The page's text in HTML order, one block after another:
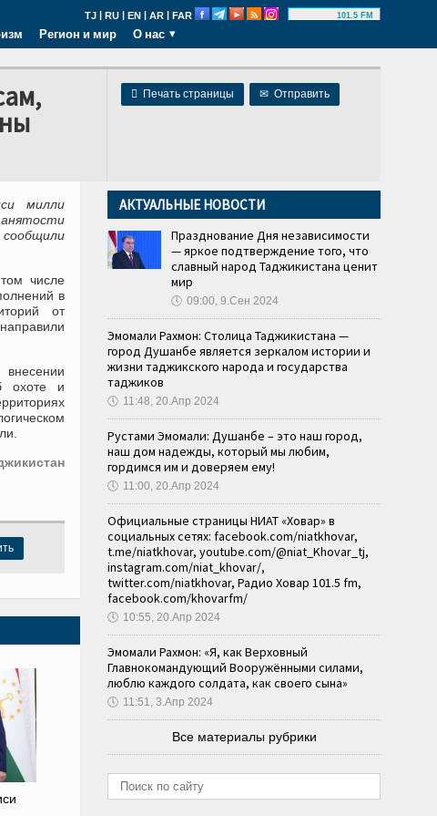
TJ | RU | EN | AR | FAR 101.5 FM
Регион и мир О нас
 Печать страницы ✉ Отправить
милли
сообщили
числе
в
от
охоте и
АКТУАЛЬНЫЕ НОВОСТИ
Празднование Дня независимости
— яркое подтверждение того, что
славный народ Таджикистана ценит
мир
🕔 09:00, 9.Сен 2024
Эмомали Рахмон: Столица Таджикистана —
город Душанбе является зеркалом истории и
жизни таджикского народа и государства
таджиков
🕔 11:48, 20.Апр 2024
Рустами Эмомали: Душанбе – это наш город,
наш дом надежды, который мы любим,
гордимся им и доверяем ему!
🕔 11:00, 20.Апр 2024
Официальные страницы НИАТ «Ховар» в
социальных сетях: facebook.com/niatkhovar,
t.me/niatkhovar, youtube.com/@niat_Khovar_tj,
instagram.com/niat_khovar/,
twitter.com/niatkhovar, Радио Ховар 101.5 fm,
facebook.com/khovarfm/
🕔 10:55, 20.Апр 2024
Эмомали Рахмон: «Я, как Верховный
Главнокомандующий Вооружёнными силами,
люблю каждого солдата, как своего сына»
🕔 11:51, 3.Апр 2024
Все материалы рубрики